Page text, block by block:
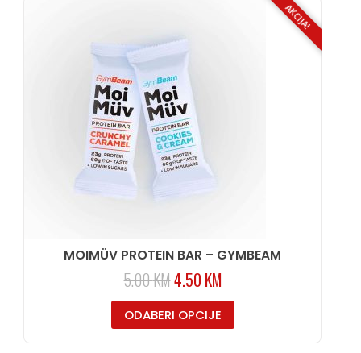
AKCIJA!
MOIMÜV PROTEIN BAR – GYMBEAM
5.00KM4.50 KM
ODABERI OPCIJE